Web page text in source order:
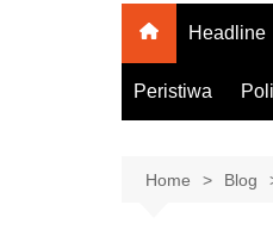
Headline
Peristiwa
Home Blog